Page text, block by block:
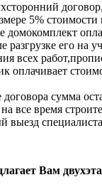
5% стоимости
домокомплект
разгрузке его на
всех
оплачивает
сумма
все время
выезд
Вам